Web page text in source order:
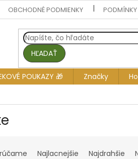
OBCHODNÉ PODMIENKY
HĽADAŤ
POUKAZY 🎁 Značky
Najlacnejšie Najdrahšie